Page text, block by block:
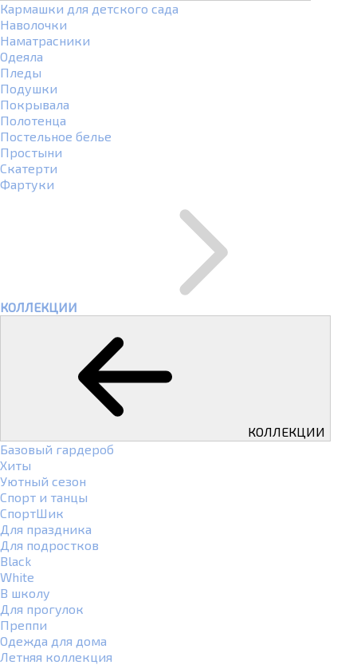
Кармашки для детского сада
Наволочки
Наматрасники
Одеяла
Пледы
Подушки
Покрывала
Полотенца
Постельное белье
Простыни
Скатерти
Фартуки
КОЛЛЕКЦИИ
КОЛЛЕКЦИИ
Базовый гардероб
Хиты
Уютный сезон
Спорт и танцы
СпортШик
Для праздника
Для подростков
Black
White
В школу
Для прогулок
Преппи
Одежда для дома
Летняя коллекция